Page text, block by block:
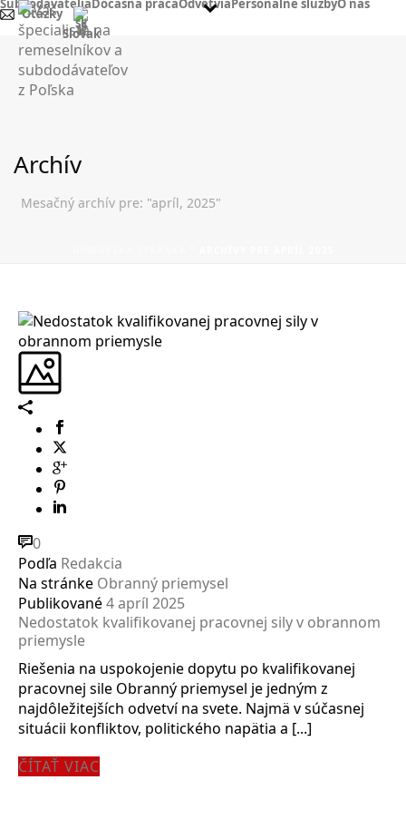
Subdodávatelia Dočasná prácaOdvetvia Personálne službyO nás
Otázky
Slovak
Archív
Mesačný archív pre: "apríl, 2025"
0
Podľa Redakcia
Na stránke Obranný priemysel
Publikované4 apríl 2025
Nedostatok kvalifikovanej pracovnej sily v obrannom
priemysle
Riešenia na uspokojenie dopytu po kvalifikovanej
pracovnej sile Obranný priemysel je jedným z
najdôležitejších odvetví na svete. Najmä v súčasnej
situácii konfliktov, politického napätia a [...]
ČÍTAŤ VIAC